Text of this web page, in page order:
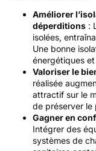
Améliorer
déperditions :
isolées,
Une bonne
énergétiques et
Valoriser le
réalisée
attractif sur le
de préserver le
Gagner en
Intégrer des
systèmes de